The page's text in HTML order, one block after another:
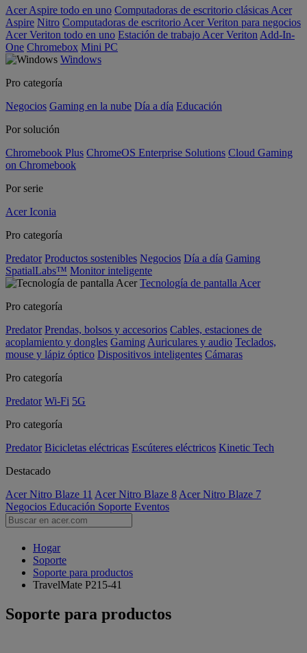
Acer Aspire todo en uno Computadoras de escritorio clásicas Acer
Aspire Nitro Computadoras de escritorio Acer Veriton para negocios
Acer Veriton todo en uno Estación de trabajo Acer Veriton Add-In-
One Chromebox Mini PC
Windows
Pro categoría
Negocios Gaming en la nube Día a día Educación
Por solución
Chromebook Plus ChromeOS Enterprise Solutions Cloud Gaming
on Chromebook
Por serie
Acer Iconia
Pro categoría
Predator Productos sostenibles Negocios Día a día Gaming
SpatialLabs™ Monitor inteligente
Tecnología de pantalla Acer
Pro categoría
Predator Prendas, bolsos y accesorios Cables, estaciones de
acoplamiento y dongles Gaming Auriculares y audio Teclados,
mouse y lápiz óptico Dispositivos inteligentes Cámaras
Pro categoría
Predator Wi-Fi 5G
Pro categoría
Predator Bicicletas eléctricas Escúteres eléctricos Kinetic Tech
Destacado
Acer Nitro Blaze 11 Acer Nitro Blaze 8 Acer Nitro Blaze 7
Negocios Educación Soporte Eventos
Hogar
Soporte
Soporte para productos
TravelMate P215-41
Soporte para productos